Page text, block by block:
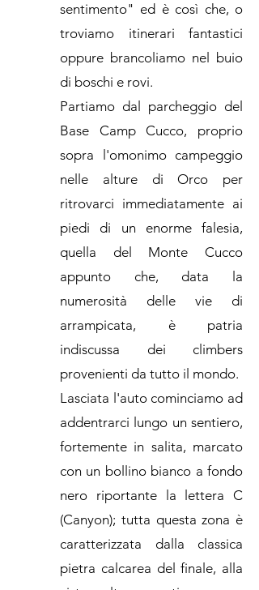
sentimento" ed è così che, o
troviamo itinerari fantastici
oppure brancoliamo nel buio
di boschi e rovi.
Partiamo dal parcheggio del
Base Camp Cucco, proprio
sopra l'omonimo campeggio
nelle alture di Orco per
ritrovarci immediatamente ai
piedi di un enorme falesia,
quella del Monte Cucco
appunto che, data la
numerosità delle vie di
arrampicata, è patria
indiscussa dei climbers
provenienti da tutto il mondo.
Lasciata l'auto cominciamo ad
addentrarci lungo un sentiero,
fortemente in salita, marcato
con un bollino bianco a fondo
nero riportante la lettera C
(Canyon); tutta questa zona è
caratterizzata dalla classica
pietra calcarea del finale, alla